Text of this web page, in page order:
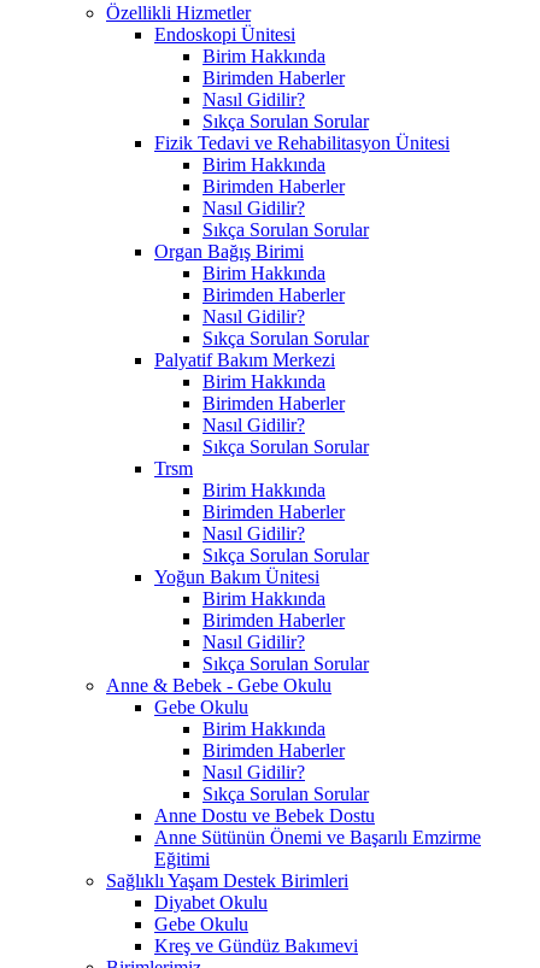
Özellikli Hizmetler
Endoskopi Ünitesi
Birim Hakkında
Birimden Haberler
Nasıl Gidilir?
Sıkça Sorulan Sorular
Fizik Tedavi ve Rehabilitasyon Ünitesi
Birim Hakkında
Birimden Haberler
Nasıl Gidilir?
Sıkça Sorulan Sorular
Organ Bağış Birimi
Birim Hakkında
Birimden Haberler
Nasıl Gidilir?
Sıkça Sorulan Sorular
Palyatif Bakım Merkezi
Birim Hakkında
Birimden Haberler
Nasıl Gidilir?
Sıkça Sorulan Sorular
Trsm
Birim Hakkında
Birimden Haberler
Nasıl Gidilir?
Sıkça Sorulan Sorular
Yoğun Bakım Ünitesi
Birim Hakkında
Birimden Haberler
Nasıl Gidilir?
Sıkça Sorulan Sorular
Anne & Bebek - Gebe Okulu
Gebe Okulu
Birim Hakkında
Birimden Haberler
Nasıl Gidilir?
Sıkça Sorulan Sorular
Anne Dostu ve Bebek Dostu
Anne Sütünün Önemi ve Başarılı Emzirme
Eğitimi
Sağlıklı Yaşam Destek Birimleri
Diyabet Okulu
Gebe Okulu
Kreş ve Gündüz Bakımevi